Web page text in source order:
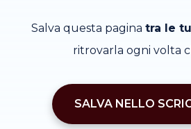
Salva questa pagina tra le
ritrovarla ogni volta
SALVA NELLO